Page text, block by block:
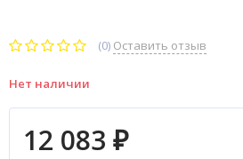
(0) Оставить отзыв
Нет наличии
12 083 ₽